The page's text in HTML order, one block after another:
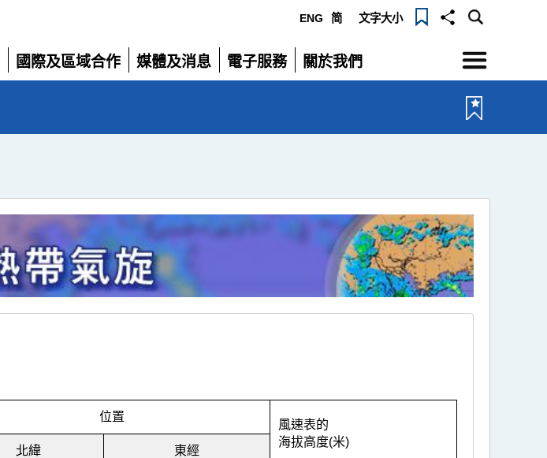
ENG 简 文字大小
國際及區域合作
展
媒體及消息
展
電子服務
展
關於我們
展
選
單
位置
風速表的
海拔高度(米)
北緯 東經